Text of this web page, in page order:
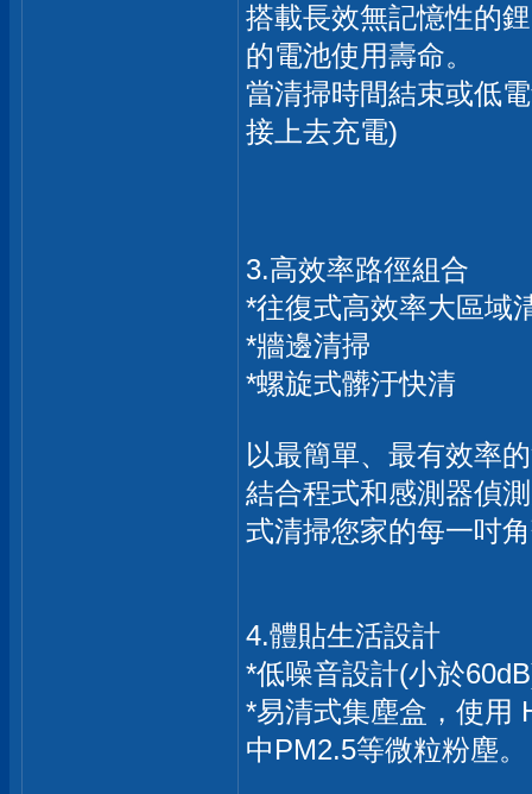
搭載長效無記憶性的
的電池使用壽命。
當清掃時間結束或低
接上去充電)
3.高效率路徑組合
*往復式高效率大區域
*牆邊清掃
*螺旋式髒汙快清
以最簡單、最有效率
結合程式和感測器偵
式清掃您家的每一吋
4.體貼生活設計
*低噪音設計(小於
*易清式集塵盒，使用
中PM2.5等微粒粉塵。